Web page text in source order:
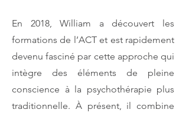
En 2018, William a découvert les
formations de l’ACT et est rapidement
devenu fasciné par cette approche qui
intègre des éléments de pleine
conscience à la psychothérapie plus
traditionnelle. À présent, il combine